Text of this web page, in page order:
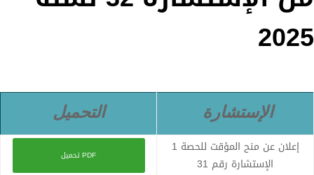
2025
الإستشارة
التحميل
إعلان عن منح المؤقت للحصة 1
الإستشارة رقم 31
تحميل PDF